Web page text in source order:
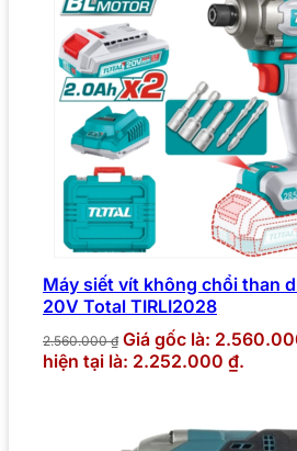
Máy siết vít không chổi than
20V Total TIRLI2028
2.560.000₫ Giá gốc là:
hiện tại là: 2.252.000 ₫.